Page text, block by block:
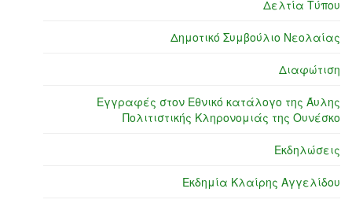
Δελτία Τύπου
Δημοτικό Συμβούλιο Νεολαίας
Διαφώτιση
Εγγραφές στον Εθνικό κατάλογο της Άυλης
Πολιτιστικής Κληρονομιάς της Ουνέσκο
Εκδηλώσεις
Εκδημία Κλαίρης Αγγελίδου